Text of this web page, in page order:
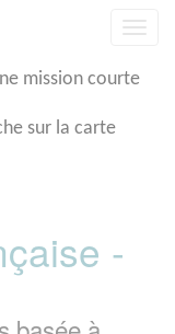
mission courte
sur la carte
-